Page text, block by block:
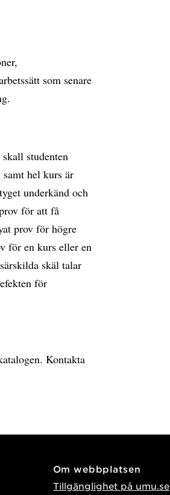
som senare
studenten
hel kurs är
underkänd och
för att få
prov för högre
för en kurs eller en
skäl talar
för
Kontakta
Om webbplatsen
Tillgänglighet på umu.se